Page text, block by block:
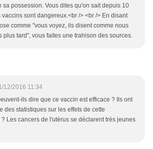
sa possession. Vous dites qu'on sait depuis 10
sont dangereux.<br /> <br /> En disant
comme "vous voyez, ils disent comme nous
plus tard", vous faites une trahison des sources.
12/2016 11:34
ils dire que ce vaccin est efficace ? Ils ont
des statistiques sur les effets de cette
Les cancers de l'utérus se déclarent très jeunes